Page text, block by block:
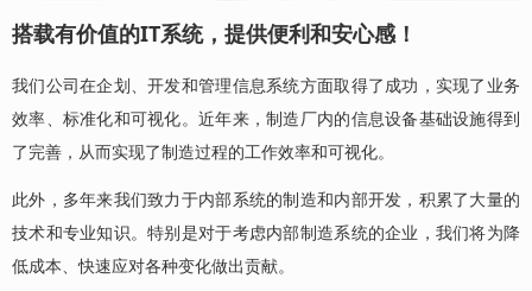
搭载有价值的IT系统，提供便利和安心感！
我们公司在企划、开发和管理信息系统方面取得了成功，实现了业务
效率、标准化和可视化。近年来，制造厂内的信息设备基础设施得到
了完善，从而实现了制造过程的工作效率和可视化。
此外，多年来我们致力于内部系统的制造和内部开发，积累了大量的
技术和专业知识。特别是对于考虑内部制造系统的企业，我们将为降
低成本、快速应对各种变化做出贡献。